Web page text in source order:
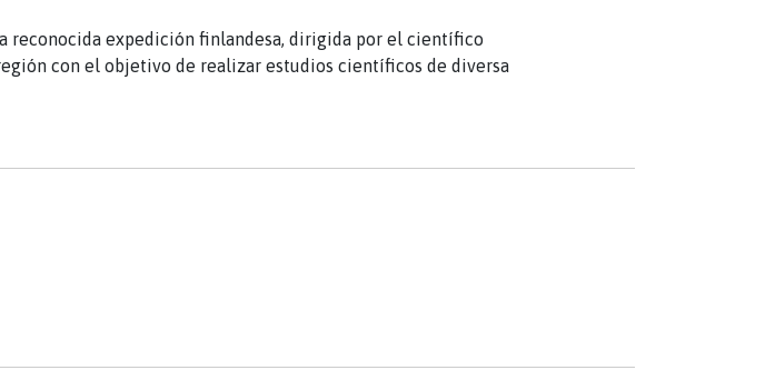
reconocida expedición finlandesa, dirigida por el científico
con el objetivo de realizar estudios científicos de diversa